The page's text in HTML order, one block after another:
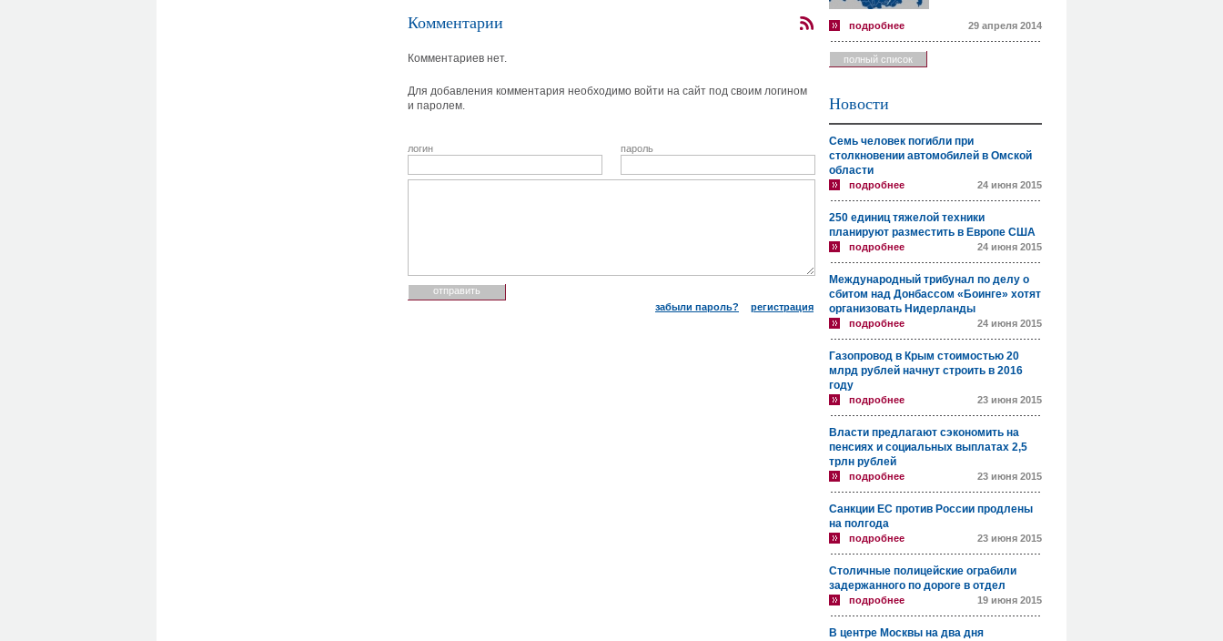
Комментарии
Комментариев нет.
Для добавления комментария необходимо войти на сайт под своим логином
и паролем.
логин пароль
забыли пароль? регистрация
подробнее 29 апреля 2014
полный список
Новости
Семь человек погибли при
столкновении автомобилей в Омской
области
подробнее 24 июня 2015
250 единиц тяжелой техники
планируют разместить в Европе США
подробнее 24 июня 2015
Международный трибунал по делу о
сбитом над Донбассом «Боинге» хотят
организовать Нидерланды
подробнее 24 июня 2015
Газопровод в Крым стоимостью 20
млрд рублей начнут строить в 2016
году
подробнее 23 июня 2015
Власти предлагают сэкономить на
пенсиях и социальных выплатах 2,5
трлн рублей
подробнее 23 июня 2015
Санкции ЕС против России продлены
на полгода
подробнее 23 июня 2015
Столичные полицейские ограбили
задержанного по дороге в отдел
подробнее 19 июня 2015
В центре Москвы на два дня